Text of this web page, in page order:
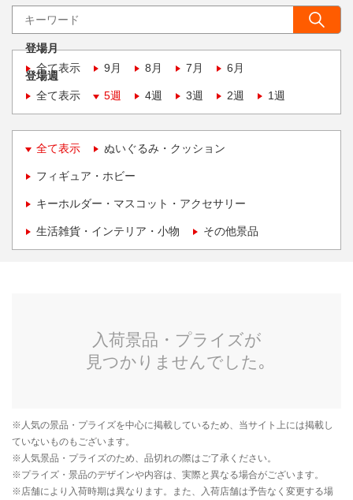
登場月
全て表示
9月 8月 7月 6月
登場週
全て表示
5週 4週 3週 2週 1週
全て表示 ぬいぐるみ・クッション
フィギュア・ホビー
キーホルダー・マスコット・アクセサリー
生活雑貨・インテリア・小物 その他景品